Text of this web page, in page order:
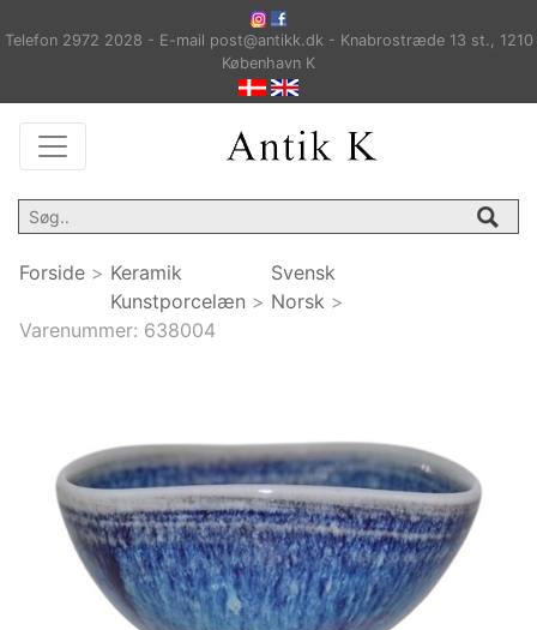
Telefon 2972 2028 - E-mail post@antikk.dk - Knabrostræde 13 st., 1210
København K
Forside > Keramik
Kunstporcelæn >
Svensk
Norsk >
Varenummer: 638004